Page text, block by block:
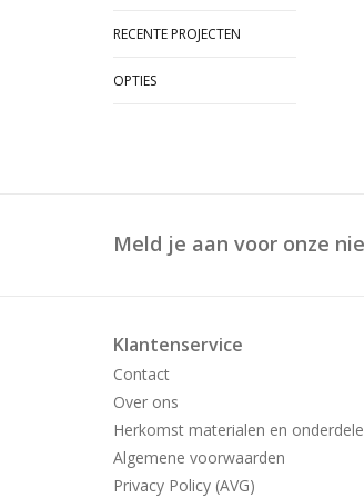
RECENTE PROJECTEN
OPTIES
Meld je aan voor onze
Klantenservice
Contact
Over ons
Herkomst materialen en
Algemene voorwaarden
Privacy Policy (AVG)